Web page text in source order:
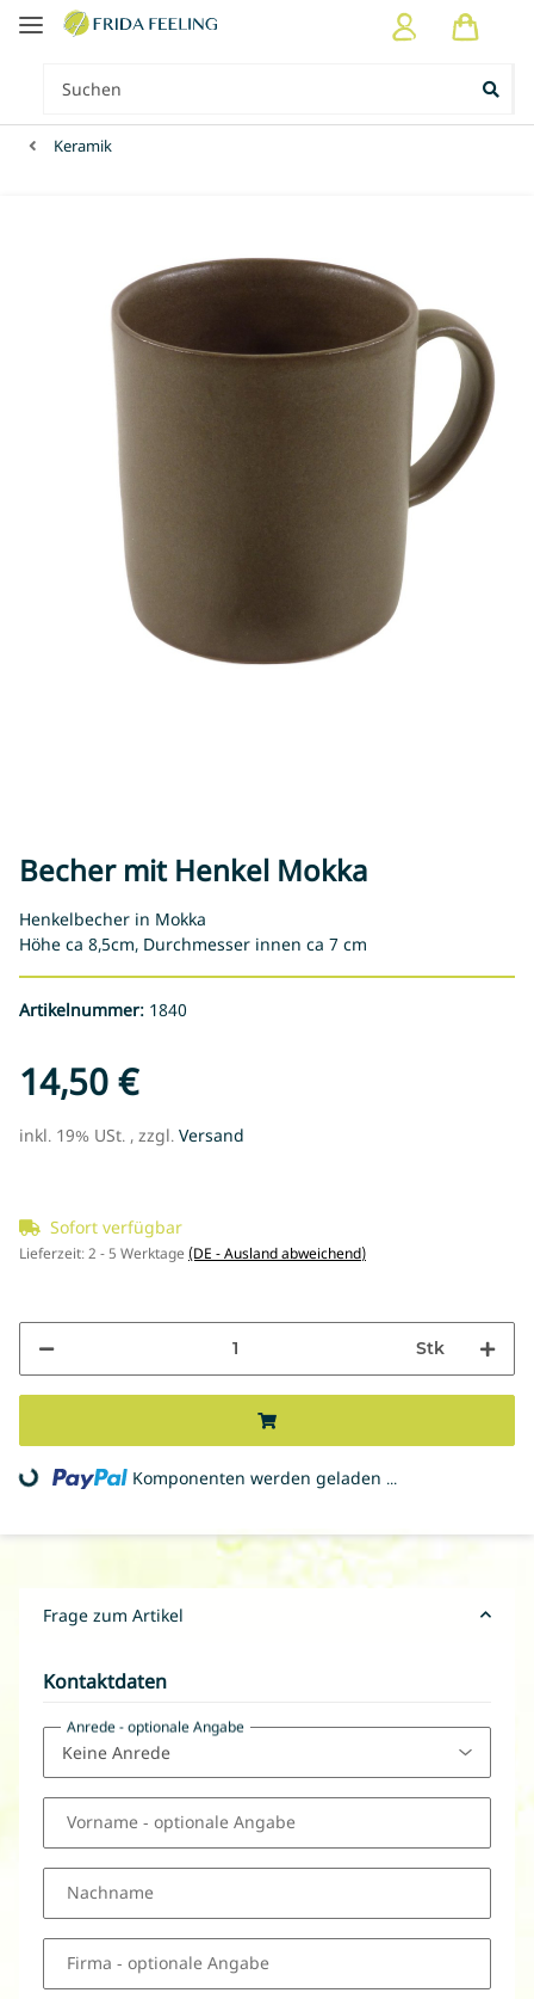
Keramik
Becher mit Henkel Mokka
Henkelbecher in Mokka
Höhe ca 8,5cm, Durchmesser innen ca 7 cm
Artikelnummer: 1840
14,50 €
inkl. 19% USt. , zzgl. Versand
Sofort verfügbar
Lieferzeit:2 - 5 Werktage (DE - Ausland abweichend)
Stk
Loading... Komponenten werden geladen ...
Frage zum Artikel
Kontaktdaten
Anrede- optionale Angabe
Vorname - optionale Angabe
Nachname
Firma - optionale Angabe